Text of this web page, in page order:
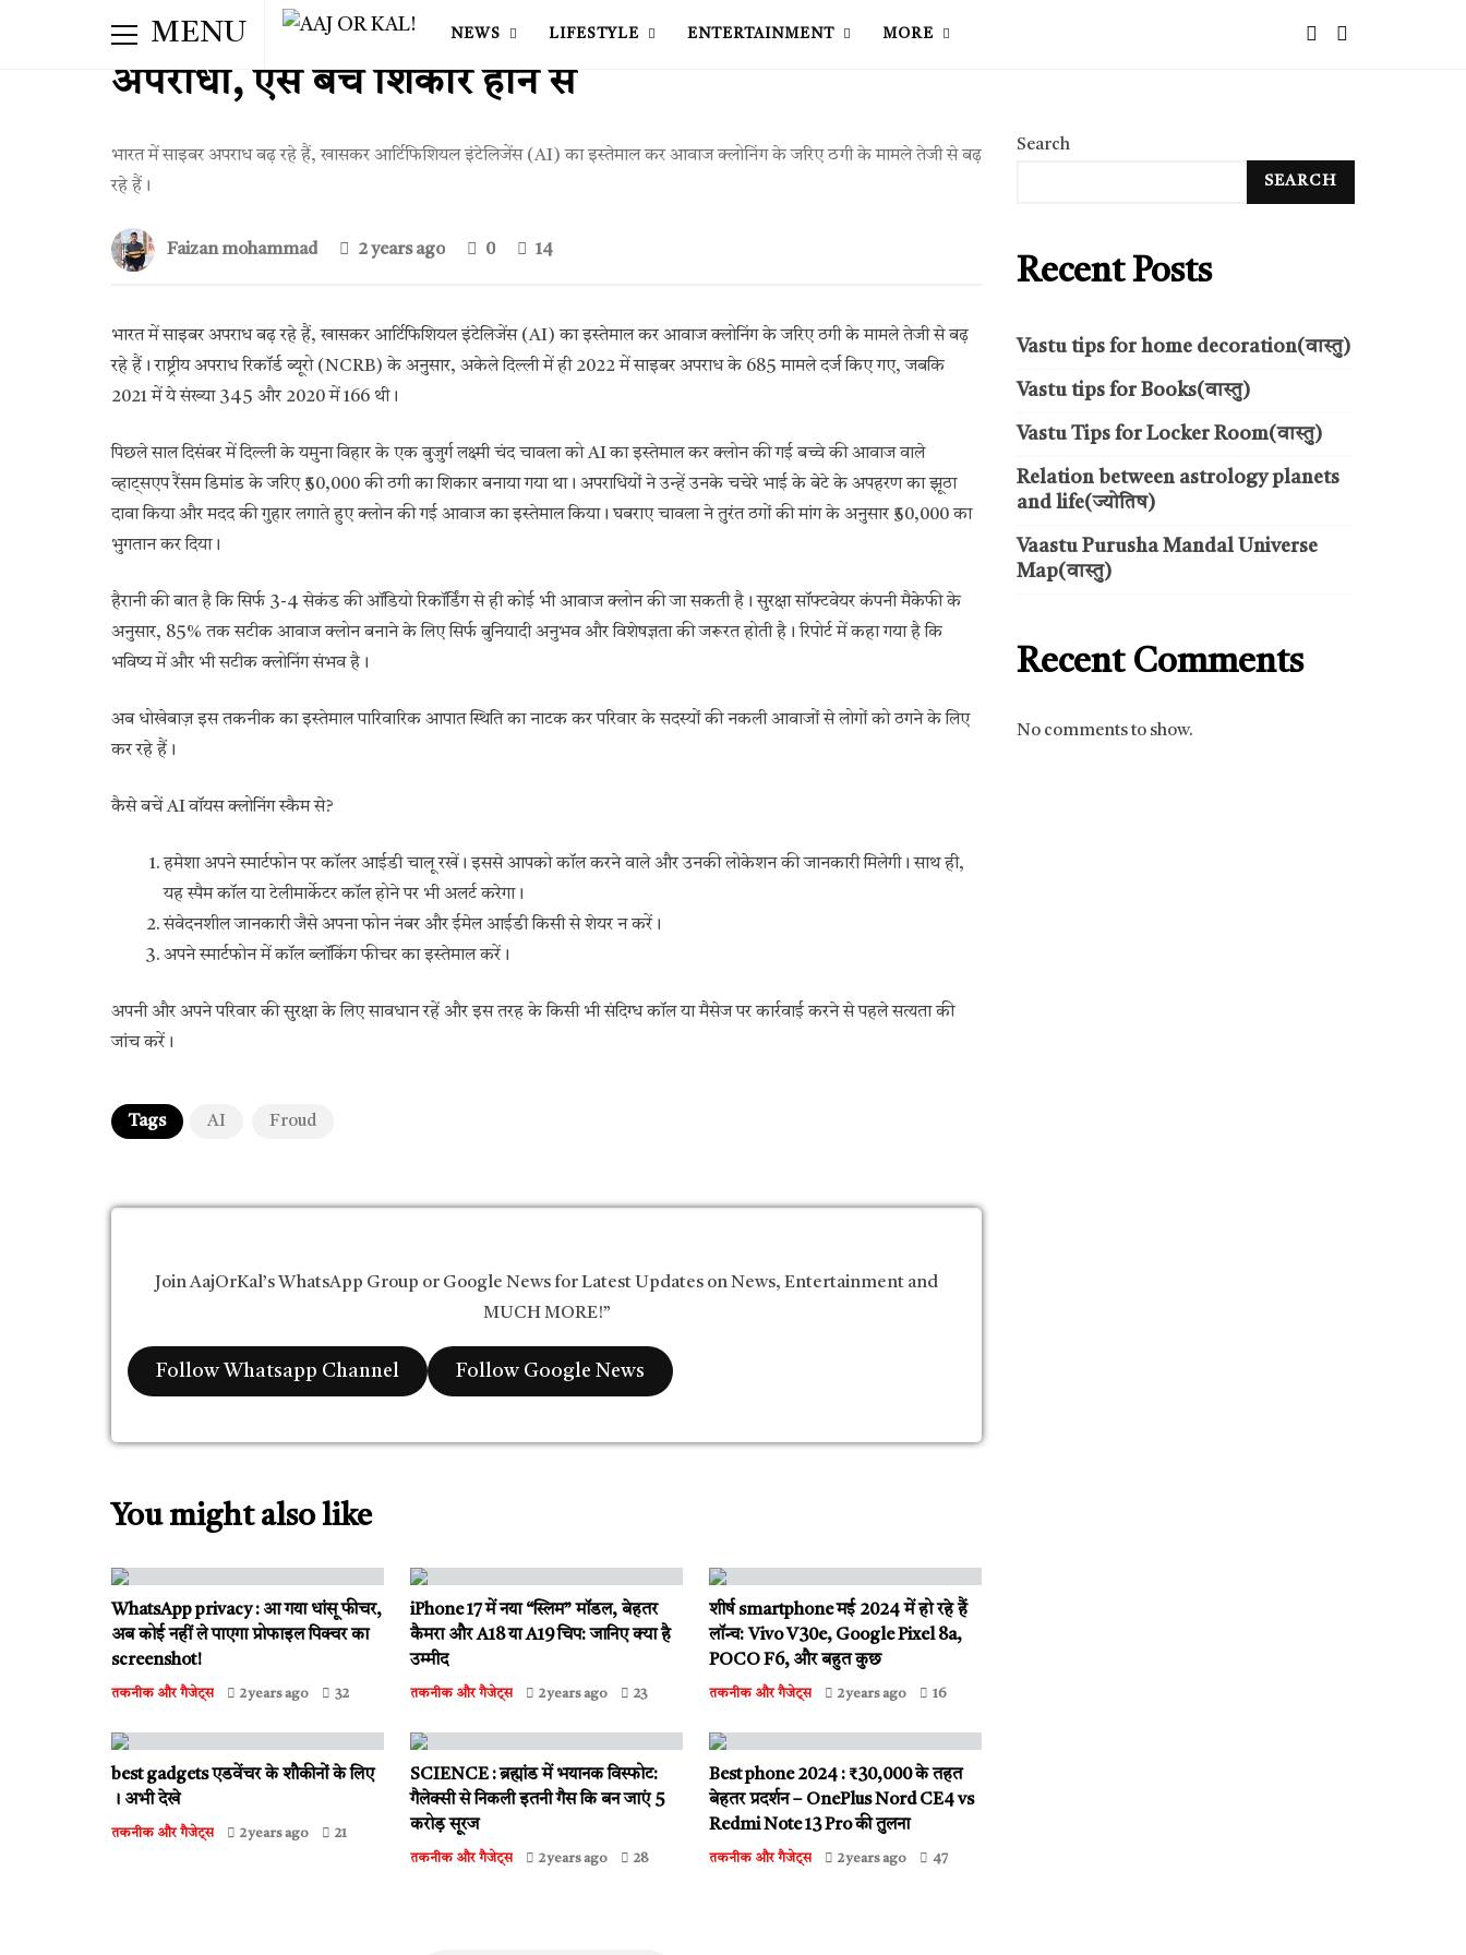
MENU NEWS LIFESTYLE ENTERTAINMENT MORE
सावधान! AI आवाज क्लोनिंग कर धोखाधड़ी कर रहे हैं
अपराधी, ऐसे बचें शिकार होने से
भारत में साइबर अपराध बढ़ रहे हैं, खासकर आर्टिफिशियल इंटेलिजेंस (AI) का इस्तेमाल कर आवाज क्लोनिंग के जरिए ठगी के मामले तेजी से बढ़
रहे हैं।
Faizan mohammad 2 years ago 0 14
भारत में साइबर अपराध बढ़ रहे हैं, खासकर आर्टिफिशियल इंटेलिजेंस (AI) का इस्तेमाल कर आवाज क्लोनिंग के जरिए ठगी के मामले तेजी से बढ़
रहे हैं। राष्ट्रीय अपराध रिकॉर्ड ब्यूरो (NCRB) के अनुसार, अकेले दिल्ली में ही 2022 में साइबर अपराध के 685 मामले दर्ज किए गए, जबकि
2021 में ये संख्या 345 और 2020 में 166 थी।
पिछले साल दिसंबर में दिल्ली के यमुना विहार के एक बुजुर्ग लक्ष्मी चंद चावला को AI का इस्तेमाल कर क्लोन की गई बच्चे की आवाज वाले
व्हाट्सएप रैंसम डिमांड के जरिए ₹50,000 की ठगी का शिकार बनाया गया था। अपराधियों ने उन्हें उनके चचेरे भाई के बेटे के अपहरण का झूठा
दावा किया और मदद की गुहार लगाते हुए क्लोन की गई आवाज का इस्तेमाल किया। घबराए चावला ने तुरंत ठगों की मांग के अनुसार ₹50,000 का
भुगतान कर दिया।
हैरानी की बात है कि सिर्फ 3-4 सेकंड की ऑडियो रिकॉर्डिंग से ही कोई भी आवाज क्लोन की जा सकती है। सुरक्षा सॉफ्टवेयर कंपनी मैकेफी के
अनुसार, 85% तक सटीक आवाज क्लोन बनाने के लिए सिर्फ बुनियादी अनुभव और विशेषज्ञता की जरूरत होती है। रिपोर्ट में कहा गया है कि
भविष्य में और भी सटीक क्लोनिंग संभव है।
अब धोखेबाज़ इस तकनीक का इस्तेमाल पारिवारिक आपात स्थिति का नाटक कर परिवार के सदस्यों की नकली आवाजों से लोगों को ठगने के लिए
कर रहे हैं।
कैसे बचें AI वॉयस क्लोनिंग स्कैम से?
हमेशा अपने स्मार्टफोन पर कॉलर आईडी चालू रखें। इससे आपको कॉल करने वाले और उनकी लोकेशन की जानकारी मिलेगी। साथ ही,
यह स्पैम कॉल या टेलीमार्केटर कॉल होने पर भी अलर्ट करेगा।
संवेदनशील जानकारी जैसे अपना फोन नंबर और ईमेल आईडी किसी से शेयर न करें।
अपने स्मार्टफोन में कॉल ब्लॉकिंग फीचर का इस्तेमाल करें।
अपनी और अपने परिवार की सुरक्षा के लिए सावधान रहें और इस तरह के किसी भी संदिग्ध कॉल या मैसेज पर कार्रवाई करने से पहले सत्यता की
जांच करें।
Tags AI Froud
Join AajOrKal’s WhatsApp Group or Google News for Latest Updates on News, Entertainment and
MUCH MORE!”
Follow Whatsapp Channel Follow Google News
You might also like
WhatsApp privacy : आ गया धांसू फीचर,
अब कोई नहीं ले पाएगा प्रोफाइल पिक्चर का
screenshot!
तकनीक और गैजेट्स 2 years ago 32
iPhone 17 में नया “स्लिम” मॉडल, बेहतर
कैमरा और A18 या A19 चिप: जानिए क्या है
उम्मीद
तकनीक और गैजेट्स 2 years ago 23
शीर्ष smartphone मई 2024 में हो रहे हैं
लॉन्च: Vivo V30e, Google Pixel 8a,
POCO F6, और बहुत कुछ
तकनीक और गैजेट्स 2 years ago 16
best gadgets एडवेंचर के शौकीनों के लिए
। अभी देखे
तकनीक और गैजेट्स 2 years ago 21
SCIENCE : ब्रह्मांड में भयानक विस्फोट:
गैलेक्सी से निकली इतनी गैस कि बन जाएं 5
करोड़ सूरज
तकनीक और गैजेट्स 2 years ago 28
Best phone 2024 : ₹30,000 के तहत
बेहतर प्रदर्शन – OnePlus Nord CE4 vs
Redmi Note 13 Pro की तुलना
तकनीक और गैजेट्स 2 years ago 47
Search
SEARCH
Recent Posts
Vastu tips for home decoration(वास्तु)
Vastu tips for Books(वास्तु)
Vastu Tips for Locker Room(वास्तु)
Relation between astrology planets
and life(ज्योतिष)
Vaastu Purusha Mandal Universe
Map(वास्तु)
Recent Comments
No comments to show.